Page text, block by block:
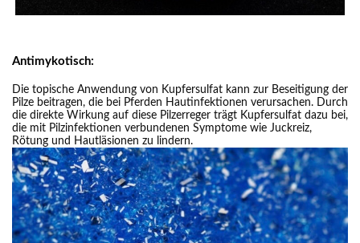
Antimykotisch:
Die topische Anwendung von Kupfersulfat kann zur Beseitigung der
Pilze beitragen, die bei Pferden Hautinfektionen verursachen. Durch
die direkte Wirkung auf diese Pilzerreger trägt Kupfersulfat dazu bei,
die mit Pilzinfektionen verbundenen Symptome wie Juckreiz,
Rötung und Hautläsionen zu lindern.